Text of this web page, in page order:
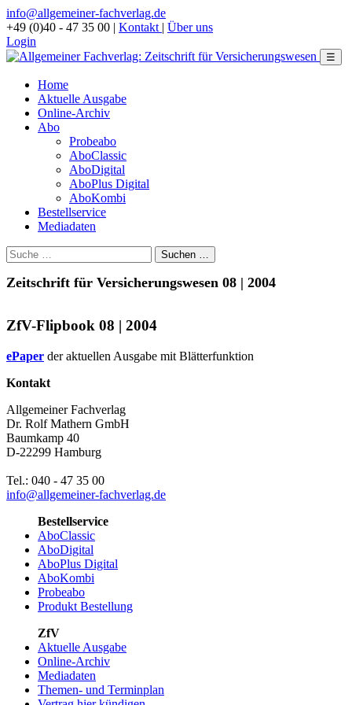
info@allgemeiner-fachverlag.de
+49 (0)40 - 47 35 00 | Kontakt | Über uns
Login
☰
Home
Aktuelle Ausgabe
Online-Archiv
Abo
Probeabo
AboClassic
AboDigital
AboPlus Digital
AboKombi
Bestellservice
Mediadaten
Zeitschrift für Versicherungswesen 08 | 2004
ZfV-Flipbook 08 | 2004
ePaper der aktuellen Ausgabe mit Blätterfunktion
Kontakt
Allgemeiner Fachverlag
Dr. Rolf Mathern GmbH
Baumkamp 40
D-22299 Hamburg
Tel.: 040 - 47 35 00
info@allgemeiner-fachverlag.de
Bestellservice
AboClassic
AboDigital
AboPlus Digital
AboKombi
Probeabo
Produkt Bestellung
ZfV
Aktuelle Ausgabe
Online-Archiv
Mediadaten
Themen- und Terminplan